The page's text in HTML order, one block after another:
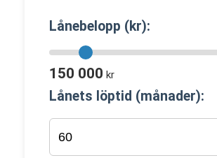
Lånebelopp (kr):
150 000 kr
Lånets löptid (månader):